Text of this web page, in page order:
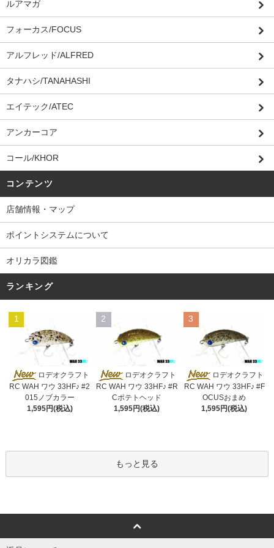
ルアマガ
フォーカス/FOCUS
アルフレッド/ALFRED
タナハシ/TANAHASHI
エイテック/ATEC
アンカーコア
コール/KHOR
コンテンツ
店舗情報・マップ
ポイントシステムについて
オリカラ図鑑
ランキング
1
ロデオクラフト
RC WAH ワウ 33HF♪ #2
015ノブカラー
1,595円(税込)
2
ロデオクラフト
RC WAH ワウ 33HF♪ #R
Cポテトヘッド
1,595円(税込)
3
ロデオクラフト
RC WAH ワウ 33HF♪ #F
OCUSおまめ
1,595円(税込)
もっと見る